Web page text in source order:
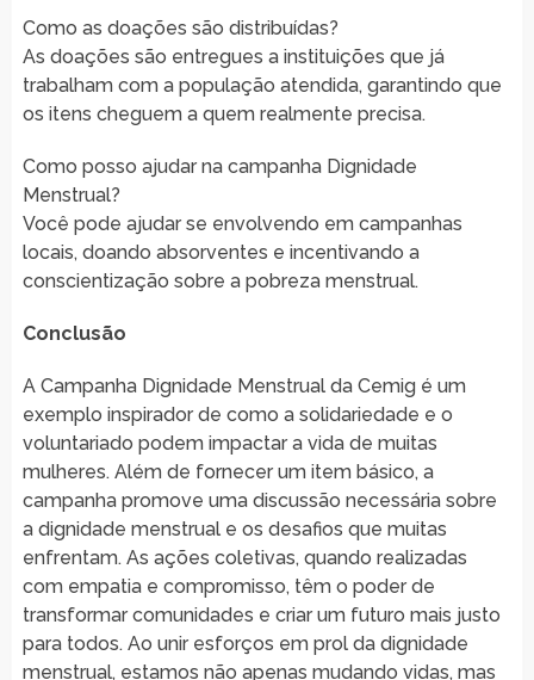
Como as doações são distribuídas?
As doações são entregues a instituições que já
trabalham com a população atendida, garantindo que
os itens cheguem a quem realmente precisa.
Como posso ajudar na campanha Dignidade
Menstrual?
Você pode ajudar se envolvendo em campanhas
locais, doando absorventes e incentivando a
conscientização sobre a pobreza menstrual.
Conclusão
A Campanha Dignidade Menstrual da Cemig é um
exemplo inspirador de como a solidariedade e o
voluntariado podem impactar a vida de muitas
mulheres. Além de fornecer um item básico, a
campanha promove uma discussão necessária sobre
a dignidade menstrual e os desafios que muitas
enfrentam. As ações coletivas, quando realizadas
com empatia e compromisso, têm o poder de
transformar comunidades e criar um futuro mais justo
para todos. Ao unir esforços em prol da dignidade
menstrual, estamos não apenas mudando vidas, mas